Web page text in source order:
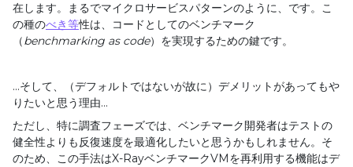
在します。まるでマイクロサービスパターンのように、です。こ
の種のべき等性は、コードとしてのベンチマーク
（benchmarking as code）を実現するための鍵です。
...そして、（デフォルトではないが故に）デメリットがあってもや
りたいと思う理由...
ただし、特に調査フェーズでは、ベンチマーク開発者はテストの
健全性よりも反復速度を最適化したいと思うかもしれません。そ
のため、この手法はX-RayベンチマークVMを再利用する機能はデ